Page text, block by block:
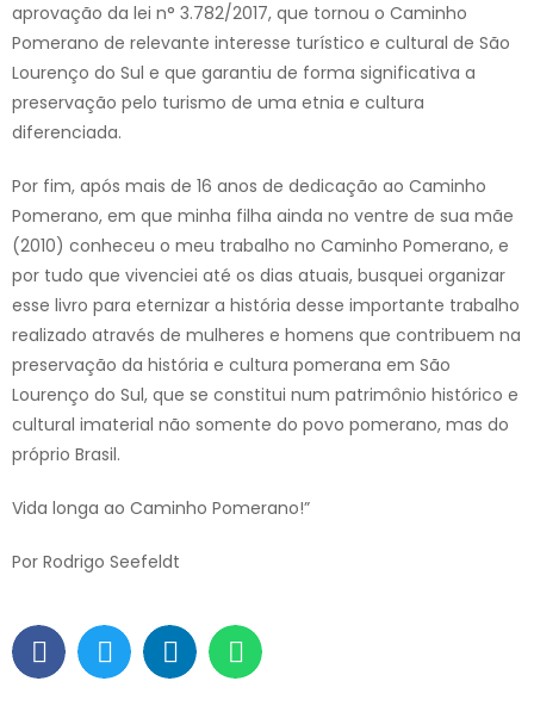
aprovação da lei n° 3.782/2017, que tornou o Caminho
Pomerano de relevante interesse turístico e cultural de São
Lourenço do Sul e que garantiu de forma significativa a
preservação pelo turismo de uma etnia e cultura
diferenciada.
Por fim, após mais de 16 anos de dedicação ao Caminho
Pomerano, em que minha filha ainda no ventre de sua mãe
(2010) conheceu o meu trabalho no Caminho Pomerano, e
por tudo que vivenciei até os dias atuais, busquei organizar
esse livro para eternizar a história desse importante trabalho
realizado através de mulheres e homens que contribuem na
preservação da história e cultura pomerana em São
Lourenço do Sul, que se constitui num patrimônio histórico e
cultural imaterial não somente do povo pomerano, mas do
próprio Brasil.
Vida longa ao Caminho Pomerano!”
Por Rodrigo Seefeldt